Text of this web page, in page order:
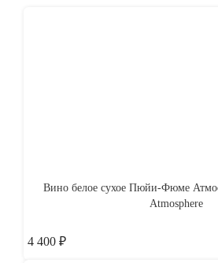
Вино белое сухое Пюйи-Фюме
Atmosphere
4 400 ₽